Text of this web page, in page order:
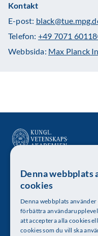
Kontakt
E-post:
Telefon: +49 7071
Webbsida: Max Planck
Kungl.
Besöksadress: Lilla
Telefon: 08-673 95 00
Denna webbplats
cookies
Denna webbplats
förbättra
att acceptera alla cookies
cookies som du vill ska